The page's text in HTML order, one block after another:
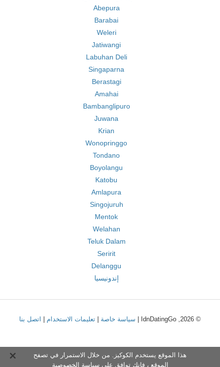
Abepura
Barabai
Weleri
Jatiwangi
Labuhan Deli
Singaparna
Berastagi
Amahai
Bambanglipuro
Juwana
Krian
Wonopringgo
Tondano
Boyolangu
Katobu
Amlapura
Singojuruh
Mentok
Welahan
Teluk Dalam
Seririt
Delanggu
إندونيسيا
© 2026, IdnDatingGo | سياسة خاصة تعليمات الاستخدام اتصل بنا
هذا الموقع يستخدم الكوكيز. من خلال الاستمرار في تصفح
الموقع ، فإنك توافق على سياسة الخصوصية